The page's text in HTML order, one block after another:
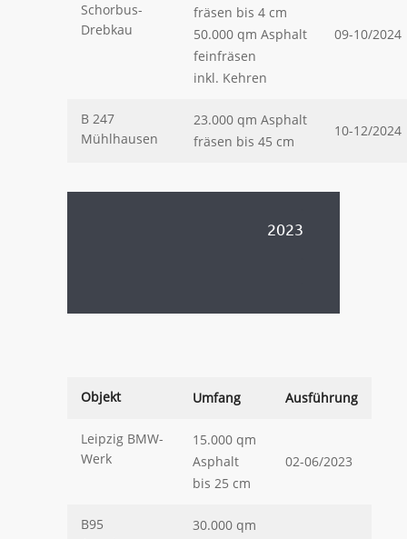
Schorbus-
Drebkau
fräsen bis 4 cm
50.000 qm Asphalt
feinfräsen
inkl. Kehren
09-10/2024
B 247
Mühlhausen
23.000 qm Asphalt
fräsen bis 45 cm
10-12/2024
2023
Objekt Umfang Ausführung
Leipzig BMW-
Werk
15.000 qm
Asphalt
bis 25 cm
02-06/2023
B95
30.000 qm